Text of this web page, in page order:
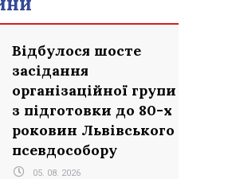
Відбулося шосте
засідання
організаційної групи
з підготовки до 80-х
роковин Львівського
псевдособору
05. 08. 2026